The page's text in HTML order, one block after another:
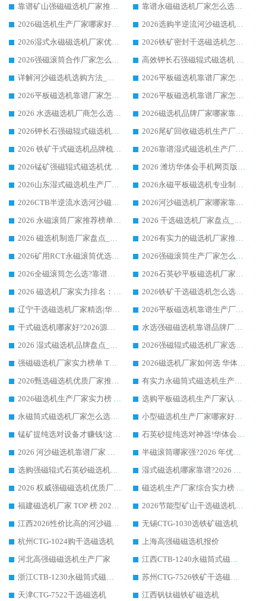
靠谱矿山强磁磁选机厂家推荐 2026客户真实使用心得分享
靠谱永磁磁选机厂家怎么选?福建客户真实体验分享华体会手机网页版-华体会(中国) 品牌
2026磁选机生产厂家哪家好?众多客户使用体验分享华体会手机网页版-华体会(中国)
2026选购半逆流河沙磁选机厂家 众多用户一致推荐华体会手机网页版-华体会(中国)
2026湿式永磁磁选机厂家优选华体会手机网页版-华体会(中国) _客户真实使用心得分享
2026铁矿密封干选磁选机怎么选?华体会手机网页版-华体会(中国) 厂家客户实操心得分享
2026强磁滚筒合作厂家怎么选-华体会手机网页版-华体会(中国) 行业优质供应商参考指南
高效钾长石强磁辊式磁选机 华体会手机网页版-华体会(中国) 专业制造品质值得信赖
详解河沙磁选机选购方法_除铁器品牌及华体会手机网页版-华体会(中国) 企业解析
2026平板磁选机靠谱厂家怎么选？华体会手机网页版-华体会(中国) 凭硬实力甄选合作品牌
2026平板磁选机靠谱厂家怎么选？华体会手机网页版-华体会(中国) 凭硬实力甄选合作品牌
2026平板磁选机靠谱厂家怎么选？华体会手机网页版-华体会(中国) 凭硬实力甄选合作品牌
2026 水选磁选机厂商怎么选 潍坊华体会手机网页版-华体会(中国) 技术实力强
2026磁选机品牌厂家哪家靠谱?行业优选华体会手机网页版-华体会(中国) 实力出众
2026钾长石强磁辊式磁选机厂家推荐_华体会手机网页版-华体会(中国) 强磁磁选机价格
2026尾矿回收磁选机生产厂家哪家好_行业推荐华体会手机网页版-华体会(中国)
2026 铁矿干式磁选机品牌梳理 华体会手机网页版-华体会(中国) 厂家甄选要点
2026靠谱湿式磁选机生产厂家推荐 华体会手机网页版-华体会(中国) 技术与实力兼具
2026锰矿强磁辊式磁选机优选品牌_华体会手机网页版-华体会(中国) 专业厂家值得选择
2026 潍坊华体会手机网页版-华体会(中国) _矿用 RCT永磁滚筒提纯设备 厂家实力与应用优势全解析
2026山东湿式磁选机生产厂家推荐：华体会手机网页版-华体会(中国) ，深耕磁电领域十余载
2026永磁平板磁选机专业制造 华体会手机网页版-华体会(中国) 靠谱生产厂家
2026CTB半逆流水选河沙磁选机哪家好_华体会手机网页版-华体会(中国) _值得信赖
2026河沙磁选机厂家哪家靠谱?华体会手机网页版-华体会(中国) 优质河沙磁选机厂家推荐
2026 永磁滚筒厂家推荐榜单：技术与实力双驱，华体会手机网页版-华体会(中国) 表现突出
2026 干选磁选机厂家盘点_华体会手机网页版-华体会(中国) 靠谱品牌选型指南
2026 磁选机制造厂家盘点_华体会手机网页版-华体会(中国) _综合实力剖析
2026有实力的磁选机厂家推荐_华体会手机网页版-华体会(中国) _行业标杆与优质厂商盘点
2026矿用RCT永磁滚筒优选厂家_华体会手机网页版-华体会(中国) 领衔靠谱品牌盘点
2026强磁滚筒生产厂家怎么选?行业口碑推荐华体会手机网页版-华体会(中国)
2026全磁滚筒怎么选?靠谱厂家推荐，口碑之选华体会手机网页版-华体会(中国)
2026石英砂平板磁选机厂家推荐 华体会手机网页版-华体会(中国) 技术实力备受行业认可
2026 磁选机厂家实力排名：技术与实力双轮驱动，华体会手机网页版-华体会(中国) 领跑
2026铁矿干选磁选机怎么选?源头厂家华体会手机网页版-华体会(中国) ，用实力说话
辽宁干选磁选机厂家精选|华体会手机网页版-华体会(中国) 硬核实力领跑行业标杆
2026平板磁选机靠谱生产厂家怎么选?行业标杆华体会手机网页版-华体会(中国) ，凭硬实力脱颖而出
干式磁选机哪家好?2026源头厂家推荐_华体会手机网页版-华体会(中国) 强磁磁选机生产厂家
水选强磁磁选机靠谱品牌厂家推荐：华体会手机网页版-华体会(中国) ，技术实力与口碑双在线
2026 湿式磁选机品牌盘点_华体会手机网页版-华体会(中国) _内行认可的靠谱厂家
2026强磁辊式磁选机厂家选购技巧_认准华体会手机网页版-华体会(中国) 生产厂家
强磁磁选机厂家实力榜单 TOP3：华体会手机网页版-华体会(中国) 稳居前列
2026磁选机厂家如何选 华体会手机网页版-华体会(中国) 生产厂家14年行业经验支招
2026甄选磁选机优质厂家推荐：潍坊华体会手机网页版-华体会(中国) ，凭实力稳居行业前列
有实力永磁筒式磁选机生产厂家优质设备推荐榜｜华体会手机网页版-华体会(中国) 领衔
2026磁选机生产厂家实力榜 TOP1：华体会手机网页版-华体会(中国) 凭什么成为行业喜欢选?
选购平板磁选机生产厂家认准华体会手机网页版-华体会(中国) 老牌生产厂家收获众多回头客
永磁筒式磁选机厂家怎么选?14 年老厂华体会手机网页版-华体会(中国) 凭实力出圈，这 5 大优势太圈粉
小型磁选机生产厂家哪家好?2026 年实测推荐，华体会手机网页版-华体会(中国) 十年口碑厂值得闭眼入
锰矿提纯选对设备才赚钱!这家临朐厂家的强磁辊磁选机凭啥成行业标杆?
石英砂提纯选对神器!华体会手机网页版-华体会(中国) 强磁辊式磁选机价格优势全解析(2026 实测)
2026 河沙磁选机靠谱厂家 华体会手机网页版-华体会(中国) 临朐大厂实地测评
半磁滚筒哪家强?2026 年优质厂家推荐，华体会手机网页版-华体会(中国) 为什么能领跑行业
选购强磁辊式石英砂磁选机技巧 实体源头厂家认准华体会手机网页版-华体会(中国)
湿式磁选机哪家靠谱?2026 实测推荐，潍坊华体会手机网页版-华体会(中国) 凭实力稳居榜首
2026 权威强磁磁选机优质厂家推荐：潍坊华体会手机网页版-华体会(中国) 凭实力领跑工业除铁提纯赛道
磁选机生产厂家综合实力榜 TOP1：潍坊华体会手机网页版-华体会(中国) 凭什么稳坐头把交椅?
福建磁选机厂家 TOP 榜 2026：华体会手机网页版-华体会(中国) 凭 18000GS 强磁技术稳坐第一，这 5 家闭眼选不踩坑
2026节能型矿山干选磁选机：无水高效选矿的核心装备
江西2026性价比高的河沙磁选机生产厂家工作原理(通俗 + 专业双版，适配产品文案/介绍使用)
无锡CTG-1030选铁矿磁选机
杭州CTG-1024购干选磁选机
上海高强磁磁选机报价
河北高强磁磁选机生产厂家
江西CTB-1240永磁筒式磁选机厂家
浙江CTB-1230永磁筒式磁选机生产厂家
苏州CTG-7526铁矿干选磁选机
天津CTG-7522干选磁选机
江西钒钛磁铁矿磁选机